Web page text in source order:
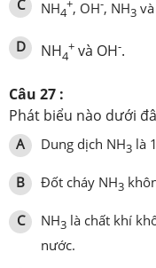
C NH4
+, OH-, NH3
D NH4
+ và OH-.
Câu 27 :
Phát biểu nào dưới
A Dung dịch NH3 là
B Đốt cháy NH3
C NH3 là chất khí
nước.